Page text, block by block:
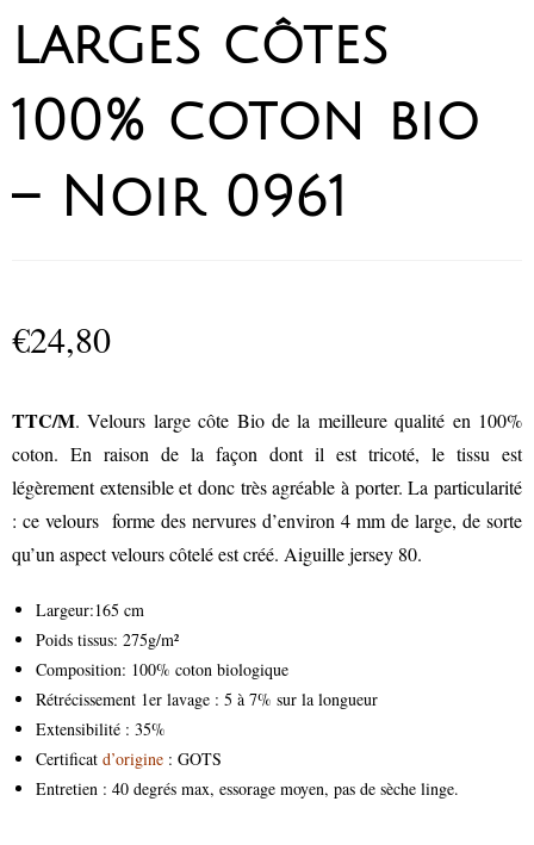
larges côtes
100% coton bio
– Noir 0961
€24,80
TTC/M. Velours large côte Bio de la meilleure qualité en 100%
coton. En raison de la façon dont il est tricoté, le tissu est
légèrement extensible et donc très agréable à porter. La particularité
: ce velours forme des nervures d’environ 4 mm de large, de sorte
qu’un aspect velours côtelé est créé. Aiguille jersey 80.
Largeur:165 cm
Poids tissus: 275g/m²
Composition: 100% coton biologique
Rétrécissement 1er lavage : 5 à 7% sur la longueur
Extensibilité : 35%
Certificat d’origine : GOTS
Entretien : 40 degrés max, essorage moyen, pas de sèche linge.